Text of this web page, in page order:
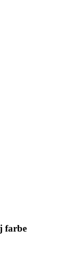
farbe